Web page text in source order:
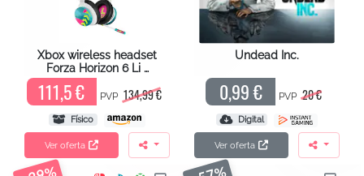
Xbox wireless headset
Forza Horizon 6 Li …
111,5 € PVP 134,99 €
Físico
Ver oferta
Undead Inc.
0,99 € PVP 20 €
Digital
Ver oferta